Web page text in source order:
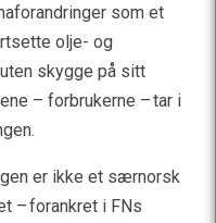
som et
olje- og
skygge på sitt
– forbrukerne – tar i
er ikke et særnorsk
– forankret i FNs